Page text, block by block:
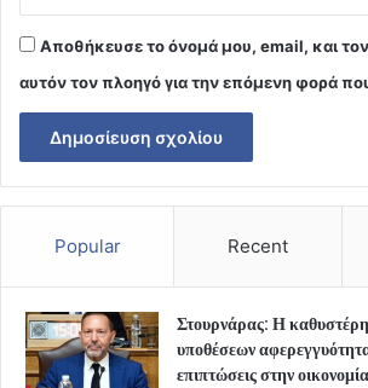
Αποθήκευσε το όνομά μου, email, και
αυτόν τον πλοηγό για την επόμενη φορά
Popular Recent
Στουρνάρας: Η
υποθέσεων
επιπτώσεις στην οικονομία